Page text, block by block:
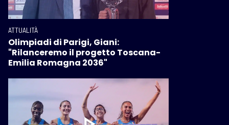
ATTUALITÀ
Olimpiadi di Parigi, Giani:
"Rilanceremo il progetto Toscana-
Emilia Romagna 2036"